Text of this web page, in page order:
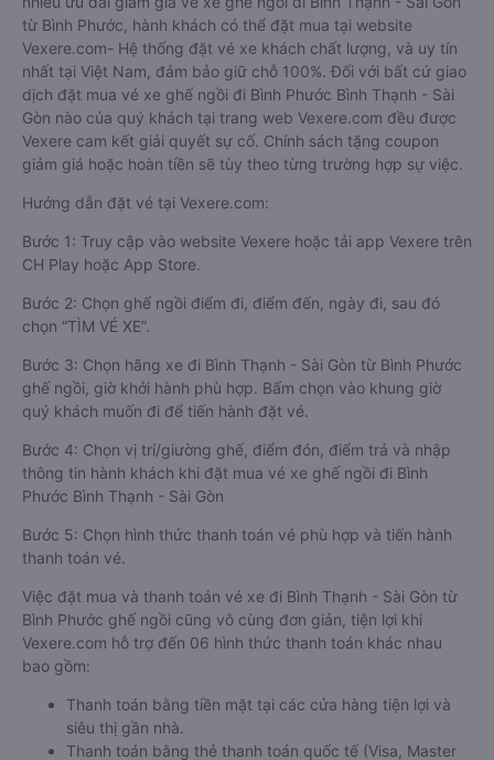
từ Bình Phước, hành khách có thể đặt mua tại website
Vexere.com- Hệ thống đặt vé xe khách chất lượng, và uy tín
nhất tại Việt Nam, đảm bảo giữ chỗ 100%. Đối với bất cứ giao
dịch đặt mua vé xe ghế ngồi đi Bình Phước Bình Thạnh - Sài
Gòn nào của quý khách tại trang web Vexere.com đều được
Vexere cam kết giải quyết sự cố. Chính sách tặng coupon
giảm giá hoặc hoàn tiền sẽ tùy theo từng trường hợp sự việc.
Hướng dẫn đặt vé tại Vexere.com:
Bước 1: Truy cập vào website Vexere hoặc tải app Vexere trên
CH Play hoặc App Store.
Bước 2: Chọn ghế ngồi điểm đi, điểm đến, ngày đi, sau đó
chọn “TÌM VÉ XE”.
Bước 3: Chọn hãng xe đi Bình Thạnh - Sài Gòn từ Bình Phước
ghế ngồi, giờ khởi hành phù hợp. Bấm chọn vào khung giờ
quý khách muốn đi để tiến hành đặt vé.
Bước 4: Chọn vị trí/giường ghế, điểm đón, điểm trả và nhập
thông tin hành khách khi đặt mua vé xe ghế ngồi đi Bình
Phước Bình Thạnh - Sài Gòn
Bước 5: Chọn hình thức thanh toán vé phù hợp và tiến hành
thanh toán vé.
Việc đặt mua và thanh toán vé xe đi Bình Thạnh - Sài Gòn từ
Bình Phước ghế ngồi cũng vô cùng đơn giản, tiện lợi khi
Vexere.com hỗ trợ đến 06 hình thức thanh toán khác nhau
bao gồm:
Thanh toán bằng tiền mặt tại các cửa hàng tiện lợi và
siêu thị gần nhà.
Thanh toán bằng thẻ thanh toán quốc tế (Visa, Master